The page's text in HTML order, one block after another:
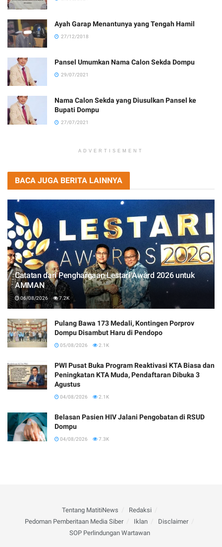
Ayah Garap Menantunya yang Tengah Hamil
27/12/2018
Pansel Umumkan Nama Calon Sekda Dompu
29/07/2021
Nama Calon Sekda yang Diusulkan Pansel ke
Bupati Dompu
27/07/2021
ADVERTISEMENT
BACA JUGA BERITA LAINNYA
Catatan dari Penghargaan Lestari Award 2026 untuk
AMMAN
06/08/2026 7.2K
Pulang Bawa 173 Medali, Kontingen Porprov
Dompu Disambut Haru di Pendopo
05/08/2026 2.1K
PWI Pusat Buka Program Reaktivasi KTA Biasa dan
Peningkatan KTA Muda, Pendaftaran Dibuka 3
Agustus
04/08/2026 2.1K
Belasan Pasien HIV Jalani Pengobatan di RSUD
Dompu
04/08/2026 7.3K
Tentang MatitiNews
Redaksi
Pedoman Pemberitaan Media Siber
Iklan
Disclaimer
SOP Perlindungan Wartawan